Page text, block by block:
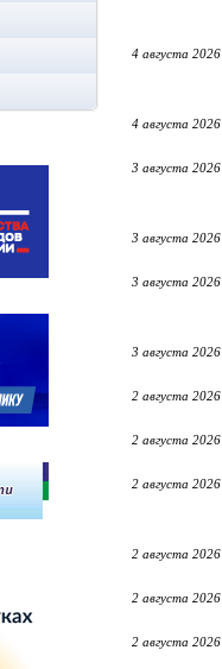
4 августа 2026
4 августа 2026
3 августа 2026
3 августа 2026
3 августа 2026
3 августа 2026
2 августа 2026
2 августа 2026
2 августа 2026
2 августа 2026
2 августа 2026
2 августа 2026